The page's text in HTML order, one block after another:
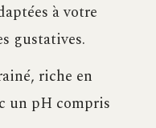
à votre
gustatives.
riche en
un pH compris